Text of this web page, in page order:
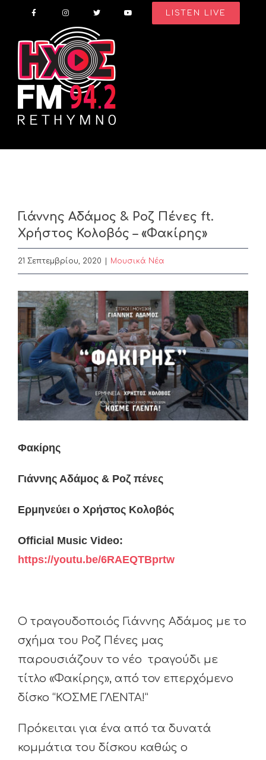
content
LISTEN LIVE
Γιάννης Αδάμος & Ροζ Πένες ft.
Χρήστος Κολοβός – «Φακίρης»
21 Σεπτεμβρίου, 2020 Μουσικά Νέα
View
Larger
Image
Φακίρης
Γιάννης Αδάμος & Ροζ πένες
Ερμηνεύει ο Χρήστος Κολοβός
Official Music Video:
https://youtu.be/6RAEQTBprtw
Ο τραγουδοποιός Γιάννης Αδάμος με το
σχήμα του Ροζ Πένες μας
παρουσιάζουν το νέο τραγούδι με
τίτλο «Φακίρης», από τον επερχόμενο
δίσκο “ΚΟΣΜΕ ΓΛΕΝΤΑ!”
Πρόκειται για ένα από τα δυνατά
κομμάτια του δίσκου καθώς ο